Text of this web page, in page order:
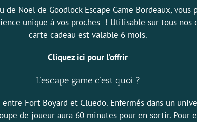
de Noël de Goodlock Escape Game Bordeaux, vous
unique à vos proches ! Utilisable sur tous nos
carte cadeau est valable 6 mois.
Cliquez ici pour l’offrir
L’escape game c’est quoi ?
entre Fort Boyard et Cluedo. Enfermés dans un
de joueur aura 60 minutes pour en sortir. Pour